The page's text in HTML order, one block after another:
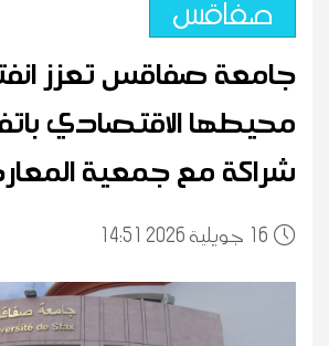
صفاقس
جامعة صفاقس تعزز
محيطها الاقتصادي
شراكة مع جمعية
16 14:51 2026 جويلية